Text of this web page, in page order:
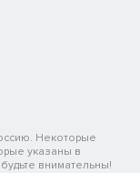
Некоторые
указаны в
внимательны!